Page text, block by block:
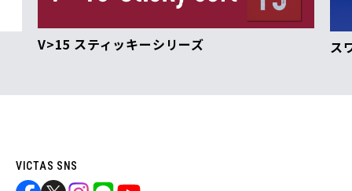
スワットシリーズ
VICTAS SNS